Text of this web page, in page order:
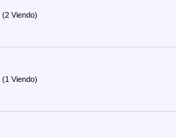
(2 Viendo)
(1 Viendo)